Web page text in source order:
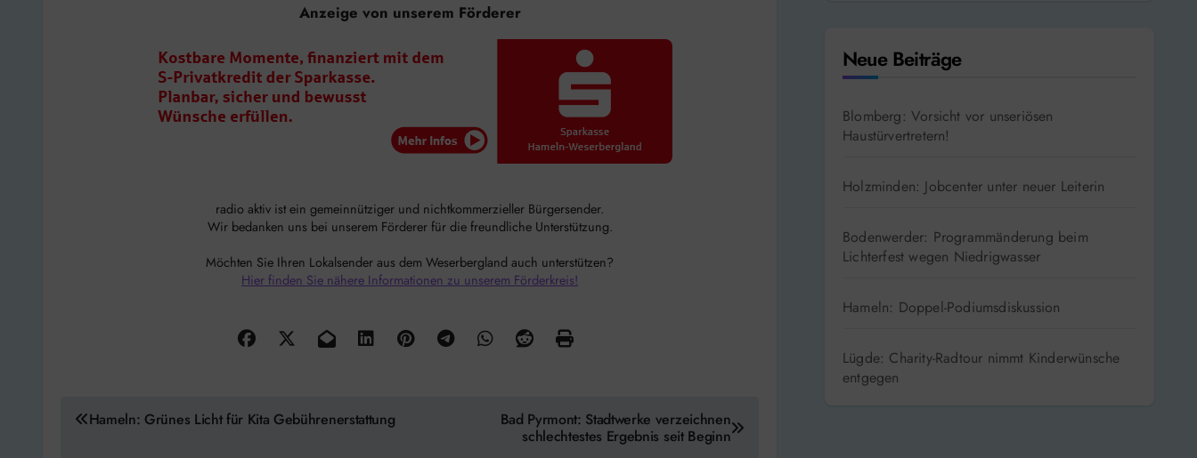
Anzeige von unserem Förderer
radio aktiv ist ein gemeinnütziger und nichtkommerzieller Bürgersender.
Wir bedanken uns bei unserem Förderer für die freundliche Unterstützung.
Möchten Sie Ihren Lokalsender aus dem Weserbergland auch unterstützen?
Hier finden Sie nähere Informationen zu unserem Förderkreis!
Beitragsnavigation
Hameln: Grünes Licht für Kita Gebührenerstattung
Bad Pyrmont: Stadtwerke verzeichnen
schlechtestes Ergebnis seit Beginn
Neue Beiträge
Blomberg: Vorsicht vor unseriösen
Haustürvertretern!
Holzminden: Jobcenter unter neuer Leiterin
Bodenwerder: Programmänderung beim
Lichterfest wegen Niedrigwasser
Hameln: Doppel-Podiumsdiskussion
Lügde: Charity-Radtour nimmt Kinderwünsche
entgegen